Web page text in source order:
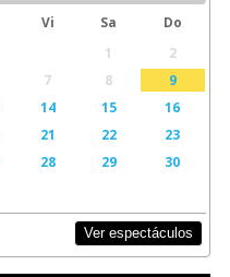
Vi Sa
Do
1
2
7 8
9
14 15
16
21 22
23
28 29
30
Ver espectáculos